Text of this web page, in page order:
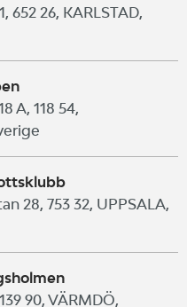
652 26, KARLSTAD,
A, 118 54,
28, 753 32, UPPSALA,
90, VÄRMDÖ,